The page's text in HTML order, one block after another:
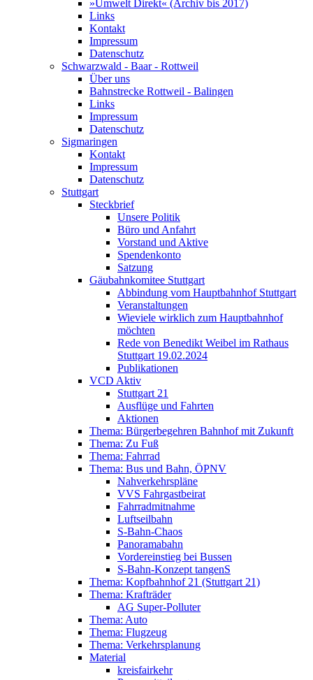
»Umwelt Direkt« (Archiv bis 2017)
Links
Kontakt
Impressum
Datenschutz
Schwarzwald - Baar - Rottweil
Über uns
Bahnstrecke Rottweil - Balingen
Links
Impressum
Datenschutz
Sigmaringen
Kontakt
Impressum
Datenschutz
Stuttgart
Steckbrief
Unsere Politik
Büro und Anfahrt
Vorstand und Aktive
Spendenkonto
Satzung
Gäubahnkomitee Stuttgart
Abbindung vom Hauptbahnhof Stuttgart
Veranstaltungen
Wieviele wirklich zum Hauptbahnhof
möchten
Rede von Benedikt Weibel im Rathaus
Stuttgart 19.02.2024
Publikationen
VCD Aktiv
Stuttgart 21
Ausflüge und Fahrten
Aktionen
Thema: Bürgerbegehren Bahnhof mit Zukunft
Thema: Zu Fuß
Thema: Fahrrad
Thema: Bus und Bahn, ÖPNV
Nahverkehrspläne
VVS Fahrgastbeirat
Fahrradmitnahme
Luftseilbahn
S-Bahn-Chaos
Panoramabahn
Vordereinstieg bei Bussen
S-Bahn-Konzept tangenS
Thema: Kopfbahnhof 21 (Stuttgart 21)
Thema: Krafträder
AG Super-Polluter
Thema: Auto
Thema: Flugzeug
Thema: Verkehrsplanung
Material
kreisfairkehr